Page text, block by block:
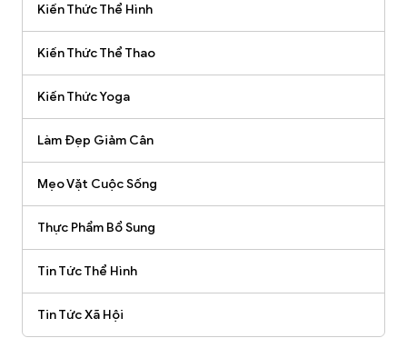
Kiến Thức Thể Hình
Kiến Thức Thể Thao
Kiến Thức Yoga
Làm Đẹp Giảm Cân
Mẹo Vặt Cuộc Sống
Thực Phẩm Bổ Sung
Tin Tức Thể Hình
Tin Tức Xã Hội